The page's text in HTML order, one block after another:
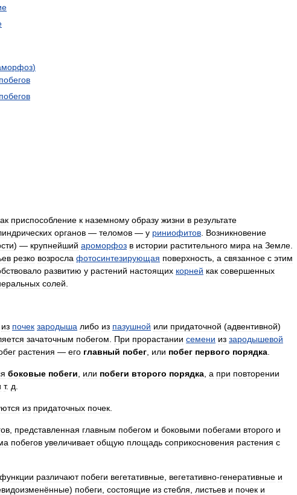
)
побегов
побегов
приспособление к наземному образу жизни в результате
органов — теломов — у риниофитов Возникновение
) — крупнейший ароморфоз в истории растительного мира на Земле
резко возросла фотосинтезирующая поверхность а связанное с этим
развитию у растений настоящих корней как совершенных
солей
из почек зародыша либо из пазушной или придаточной (адвентивной)
зачаточным побегом При прорастании семени из зародышевой
растения — его главный побег или побег первого порядка
боковые побеги или побеги второго порядка а при повторении
т. д
из придаточных почек
представленная главным побегом и боковыми побегами второго и
побегов увеличивает общую площадь соприкосновения растения с
функции различают побеги вегетативные вегетативно-генеративные и
) побеги состоящие из стебля листьев и почек и